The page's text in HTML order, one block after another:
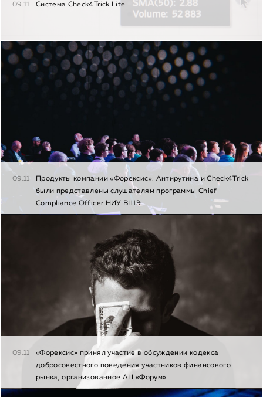
09.11 Система Check4Trick Lite
09.11
Продукты компании «Форексис»: Антирутина и Check4Trick
были представлены слушателям программы Chief
Сompliance Officer НИУ ВШЭ
09.11
«Форексис» принял участие в обсуждении кодекса
добросовестного поведения участников финансового
рынка, организованное АЦ «Форум».